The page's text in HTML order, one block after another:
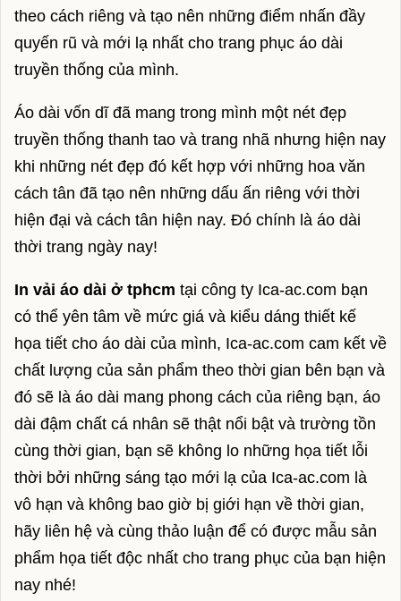
Hotline: 0938189222
Giá vàng hôm nay
Giá xăng hôm nay
Tỷ giá usd
Tỷ giá vcb
Giá cà phê hôm nay
Giá tiêu hôm nay
Vietlott
giá bitcoin
giá gas
giá điện
shop rượu vang
theo cách riêng và tạo nên những điểm nhấn đầy
quyến rũ và mới lạ nhất cho trang phục áo dài
truyền thống của mình.
Áo dài vốn dĩ đã mang trong mình một nét đẹp
truyền thống thanh tao và trang nhã nhưng hiện nay
khi những nét đẹp đó kết hợp với những hoa văn
cách tân đã tạo nên những dấu ấn riêng với thời
hiện đại và cách tân hiện nay. Đó chính là áo dài
thời trang ngày nay!
In vải áo dài ở tphcm tại công ty Ica-ac.com bạn
có thể yên tâm về mức giá và kiểu dáng thiết kế
họa tiết cho áo dài của mình, Ica-ac.com cam kết về
chất lượng của sản phẩm theo thời gian bên bạn và
đó sẽ là áo dài mang phong cách của riêng bạn, áo
dài đậm chất cá nhân sẽ thật nổi bật và trường tồn
cùng thời gian, bạn sẽ không lo những họa tiết lỗi
thời bởi những sáng tạo mới lạ của Ica-ac.com là
vô hạn và không bao giờ bị giới hạn về thời gian,
hãy liên hệ và cùng thảo luận để có được mẫu sản
phẩm họa tiết độc nhất cho trang phục của bạn hiện
nay nhé!